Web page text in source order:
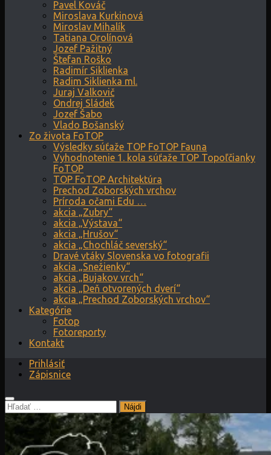
Pavel Kováč
Miroslava Kurkinová
Miroslav Mihalík
Tatiana Orolínová
Jozef Pažitný
Štefan Roško
Radimír Siklienka
Radim Siklienka ml.
Juraj Valkovič
Ondrej Sládek
Jozef Šabo
Vlado Bošanský
Zo života FoTOP
Výsledky súťaže TOP FoTOP Fauna
Vyhodnotenie 1. kola súťaže TOP Topoľčianky
FoTOP
TOP FoTOP Architektúra
Prechod Zoborských vrchov
Príroda očami Edu …
akcia „Zubry“
akcia „Výstava“
akcia „Hrušov“
akcia „Chochláč severský“
Dravé vtáky Slovenska vo fotografii
akcia „Snežienky“
akcia „Bujakov vrch“
akcia „Deň otvorených dverí“
akcia „Prechod Zoborských vrchov“
Kategórie
Fotop
Fotoreporty
Kontakt
Prihlásiť
Zápisnice
Hľadať: